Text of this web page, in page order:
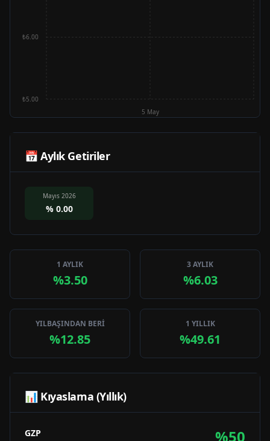
5 May
₺5.00
₺6.00
📅 Aylık Getiriler
Mayıs 2026
% 0.00
1 AYLIK
%3.50
3 AYLIK
%6.03
YILBAŞINDAN BERİ
%12.85
1 YILLIK
%49.61
📊 Kıyaslama (Yıllık)
GZP %50